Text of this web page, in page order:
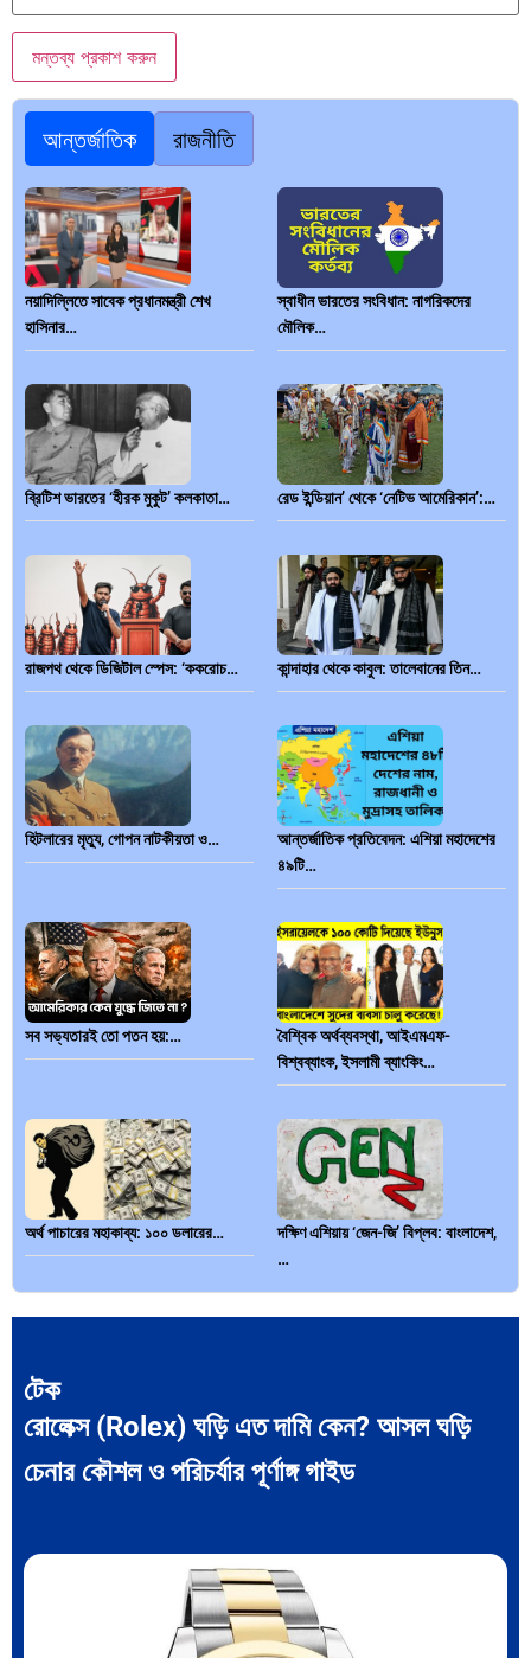
আন্তর্জাতিক রাজনীতি
নয়াদিল্লিতে সাবেক প্রধানমন্ত্রী শেখ
হাসিনার…
স্বাধীন ভারতের সংবিধান: নাগরিকদের
মৌলিক…
ব্রিটিশ ভারতের ‘হীরক মুকুট’ কলকাতা… রেড ইন্ডিয়ান’ থেকে ‘নেটিভ আমেরিকান’:…
রাজপথ থেকে ডিজিটাল স্পেস: ‘ককরোচ… কান্দাহার থেকে কাবুল: তালেবানের তিন…
হিটলারের মৃত্যু, গোপন নাটকীয়তা ও…
আন্তর্জাতিক প্রতিবেদন: এশিয়া মহাদেশের
৪৯টি…
সব সভ্যতারই তো পতন হয়:…
বৈশ্বিক অর্থব্যবস্থা, আইএমএফ-
বিশ্বব্যাংক, ইসলামী ব্যাংকিং…
অর্থ পাচারের মহাকাব্য: ১০০ ডলারের…
দক্ষিণ এশিয়ায় ‘জেন-জি’ বিপ্লব: বাংলাদেশ,
…
বিশেষ ইন-ডেপ্থ রিপোর্ট: ক্রীড়া উৎসবে… ভারত মহাসাগরের অশ্রু: শ্রীলঙ্কার ২৬…
ক্রূরতা ও ধ্বংসের মহাকাব্য: পৃথিবীর… ব্রাজিল ও আর্জেন্টিনার কালো অধ্যায়:…
টেক
রোলেক্স (Rolex) ঘড়ি এত দামি কেন? আসল ঘড়ি
চেনার কৌশল ও পরিচর্যার পূর্ণাঙ্গ গাইড